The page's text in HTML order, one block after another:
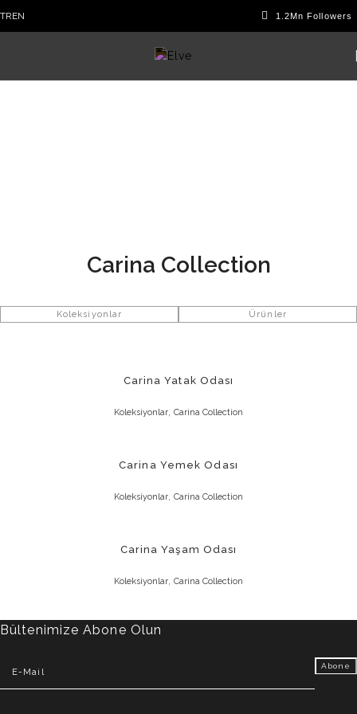
TREN
Carina Collection
Koleksiyonlar Ürünler
Carina Yatak Odası
Koleksiyonlar Carina Collection
Carina Yemek Odası
Koleksiyonlar Carina Collection
Carina Yaşam Odası
Koleksiyonlar Carina Collection
Bültenimize Abone Olun